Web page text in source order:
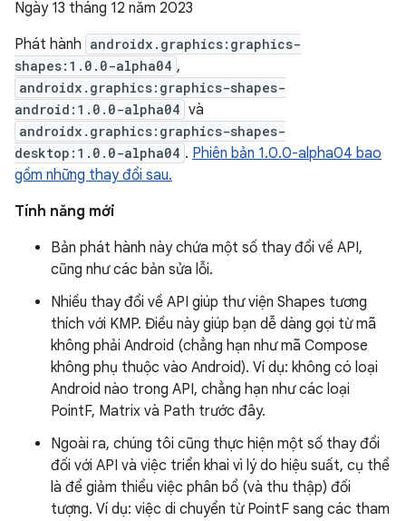
Ngày 13 tháng 12 năm 2023
Phát hành androidx.graphics:graphics-
shapes:1.0.0-alpha04 ,
androidx.graphics:graphics-shapes-
android:1.0.0-alpha04 và
androidx.graphics:graphics-shapes-
desktop:1.0.0-alpha04 . Phiên bản 1.0.0-alpha04 bao
gồm những thay đổi sau.
Tính năng mới
Bản phát hành này chứa một số thay đổi về API,
cũng như các bản sửa lỗi.
Nhiều thay đổi về API giúp thư viện Shapes tương
thích với KMP. Điều này giúp bạn dễ dàng gọi từ mã
không phải Android (chẳng hạn như mã Compose
không phụ thuộc vào Android). Ví dụ: không có loại
Android nào trong API, chẳng hạn như các loại
PointF, Matrix và Path trước đây.
Ngoài ra, chúng tôi cũng thực hiện một số thay đổi
đối với API và việc triển khai vì lý do hiệu suất, cụ thể
là để giảm thiểu việc phân bổ (và thu thập) đối
tượng. Ví dụ: việc di chuyển từ PointF sang các tham